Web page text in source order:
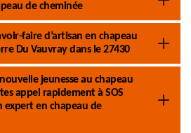
de cheminée
faire d’artisan en chapeau
Du Vauvray dans le 27430
jeunesse au chapeau
appel rapidement à SOS
expert en chapeau de